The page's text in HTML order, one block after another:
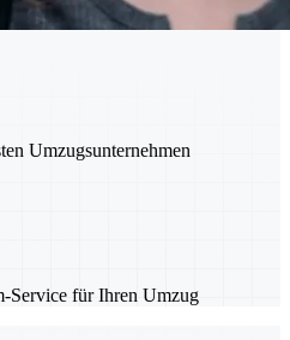
Umzugsunternehmen
Service für Ihren Umzug